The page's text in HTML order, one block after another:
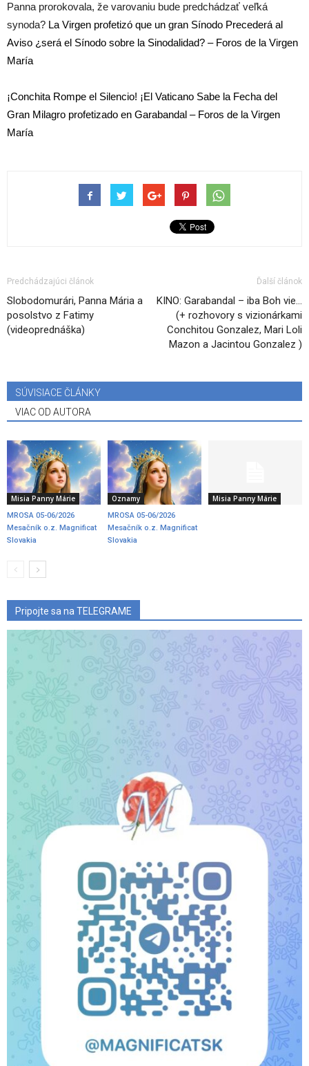
Panna prorokovala, že varovaniu bude predchádzať veľká
synoda? La Virgen profetizó que un gran Sínodo Precederá al
Aviso ¿será el Sínodo sobre la Sinodalidad? – Foros de la Virgen
María
¡Conchita Rompe el Silencio! ¡El Vaticano Sabe la Fecha del
Gran Milagro profetizado en Garabandal – Foros de la Virgen
María
Predchádzajúci článok
Slobodomurári, Panna Mária a
posolstvo z Fatimy
(videoprednáška)
Ďalší článok
KINO: Garabandal – iba Boh vie…
(+ rozhovory s vizionárkami
Conchitou Gonzalez, Mari Loli
Mazon a Jacintou Gonzalez )
SÚVISIACE ČLÁNKY
VIAC OD AUTORA
Misia Panny Márie
MROSA 05-06/2026
Mesačník o.z. Magnificat
Slovakia
Oznamy
MROSA 05-06/2026
Mesačník o.z. Magnificat
Slovakia
Misia Panny Márie
Pripojte sa na TELEGRAME